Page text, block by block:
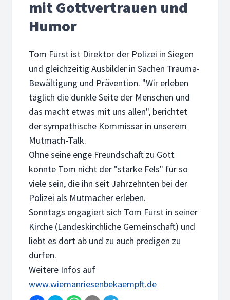
mit Gottvertrauen und
Humor
Tom Fürst ist Direktor der Polizei in Siegen
und gleichzeitig Ausbilder in Sachen Trauma-
Bewältigung und Prävention. "Wir erleben
täglich die dunkle Seite der Menschen und
das macht etwas mit uns allen", berichtet
der sympathische Kommissar in unserem
Mutmach-Talk.
Ohne seine enge Freundschaft zu Gott
könnte Tom nicht der "starke Fels" für so
viele sein, die ihn seit Jahrzehnten bei der
Polizei als Mutmacher erleben.
Sonntags engagiert sich Tom Fürst in seiner
Kirche (Landeskirchliche Gemeinschaft) und
liebt es dort ab und zu auch predigen zu
dürfen.
Weitere Infos auf
www.wiemanriesenbekaempft.de